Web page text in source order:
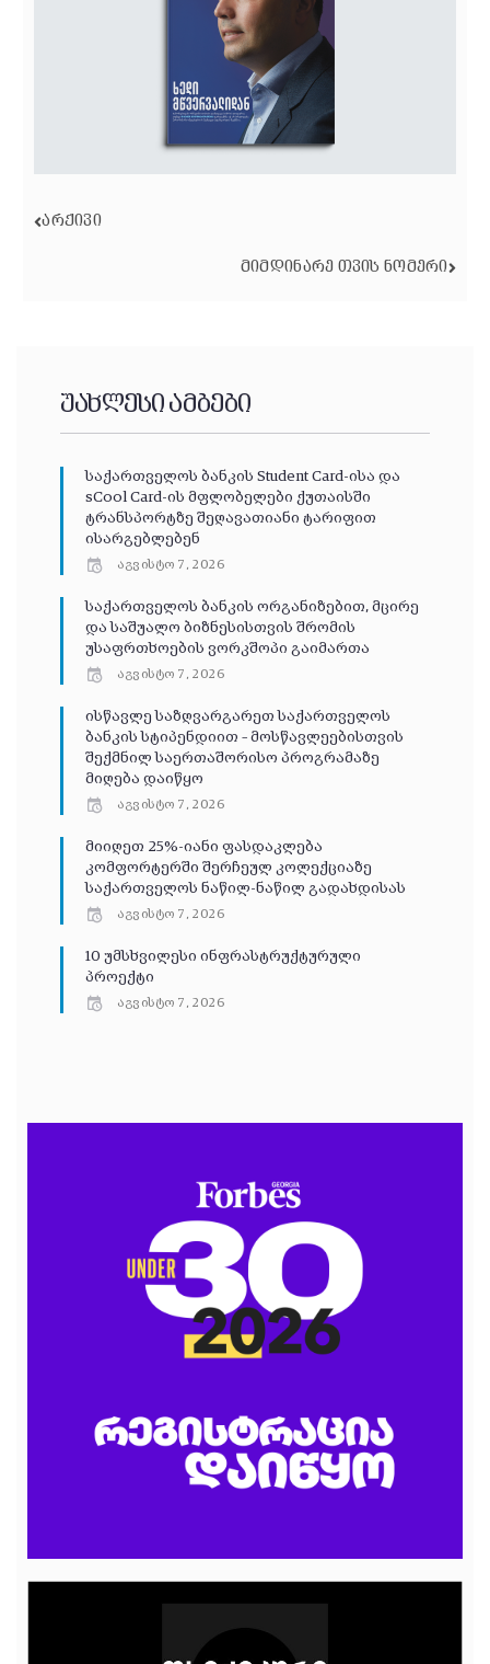
ᲐᲠᲥᲘᲕᲘ
ᲛᲘᲛᲓᲘᲜᲐᲠᲔ ᲗᲕᲘᲡ ᲜᲝᲛᲔᲠᲘ
უახლესი ამბები
საქართველოს ბანკის Student Card-ისა და
sCool Card-ის მფლობელები ქუთაისში
ტრანსპორტზე შეღავათიანი ტარიფით
ისარგებლებენ
აგვისტო 7, 2026
საქართველოს ბანკის ორგანიზებით, მცირე
და საშუალო ბიზნესისთვის შრომის
უსაფრთხოების ვორკშოპი გაიმართა
აგვისტო 7, 2026
ისწავლე საზღვარგარეთ საქართველოს
ბანკის სტიპენდიით – მოსწავლეებისთვის
შექმნილ საერთაშორისო პროგრამაზე
მიღება დაიწყო
აგვისტო 7, 2026
მიიღეთ 25%-იანი ფასდაკლება
კომფორტერში შერჩეულ კოლექციაზე
საქართველოს ნაწილ-ნაწილ გადახდისას
აგვისტო 7, 2026
10 უმსხვილესი ინფრასტრუქტურული
პროექტი
აგვისტო 7, 2026